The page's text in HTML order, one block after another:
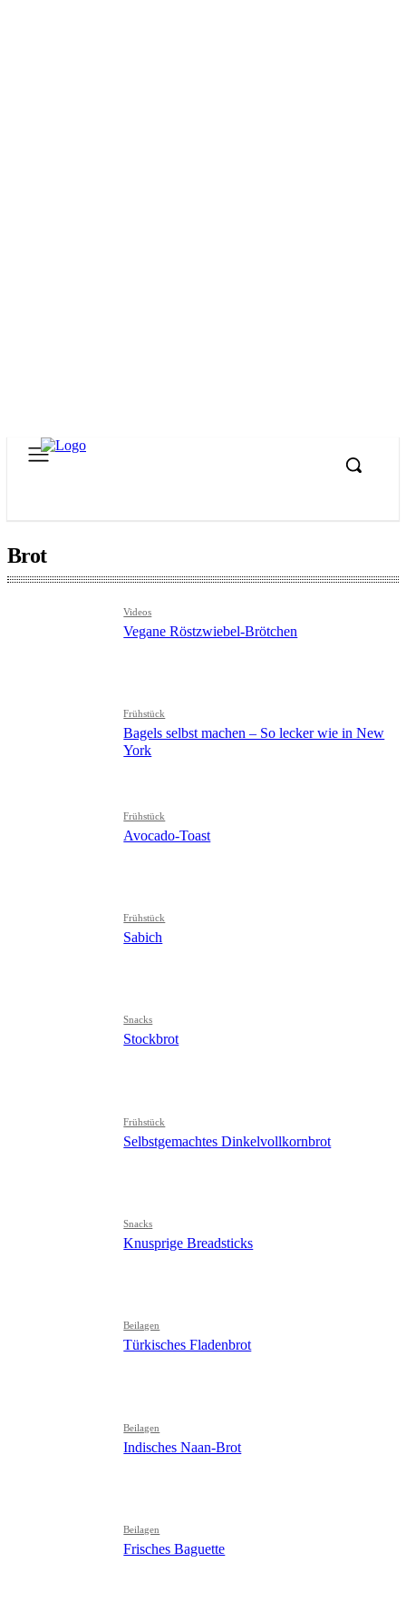
Brot
Videos
Vegane Röstzwiebel-Brötchen
Frühstück
Bagels selbst machen – So lecker wie in New
York
Frühstück
Avocado-Toast
Frühstück
Sabich
Snacks
Stockbrot
Frühstück
Selbstgemachtes Dinkelvollkornbrot
Snacks
Knusprige Breadsticks
Beilagen
Türkisches Fladenbrot
Beilagen
Indisches Naan-Brot
Beilagen
Frisches Baguette